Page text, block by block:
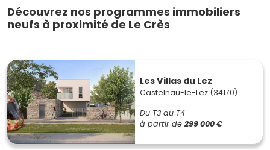
Découvrez nos programmes immobiliers
neufs à proximité de Le Crès
Les Villas du Lez
Castelnau-le-Lez (34170)
Du T3 au T4
à partir de 299 000 €